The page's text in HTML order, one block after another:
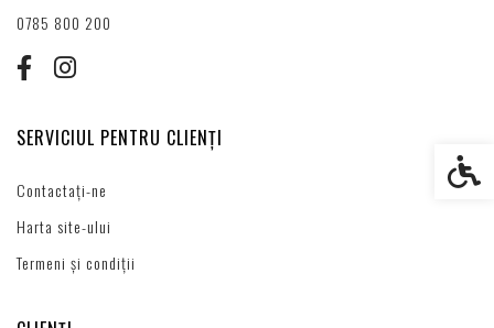
0785 800 200
SERVICIUL PENTRU CLIENȚI
Contactați-ne
Harta site-ului
Termeni și condiții
Setări